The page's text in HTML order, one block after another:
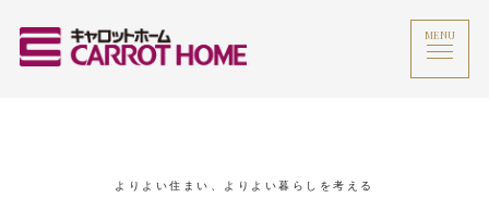
MENU
よりよい住まい、よりよい暮らしを考える